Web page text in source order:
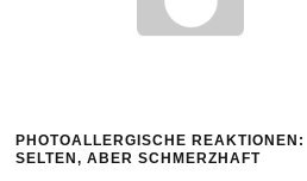
PHOTOALLERGISCHE REAKTIONEN:
SELTEN, ABER SCHMERZHAFT